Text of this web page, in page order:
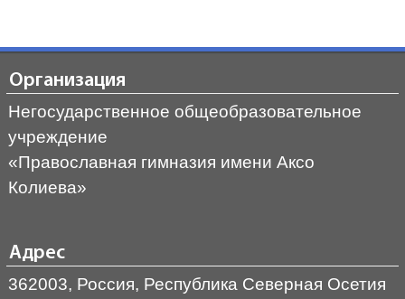
Организация
Негосударственное общеобразовательное
учреждение
«Православная гимназия имени Аксо
Колиева»
Адрес
362003, Россия, Республика Северная Осетия